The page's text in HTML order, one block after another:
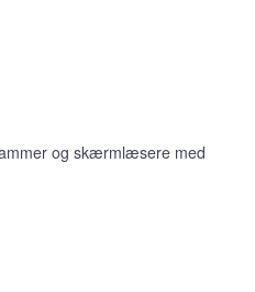
og skærmlæsere med